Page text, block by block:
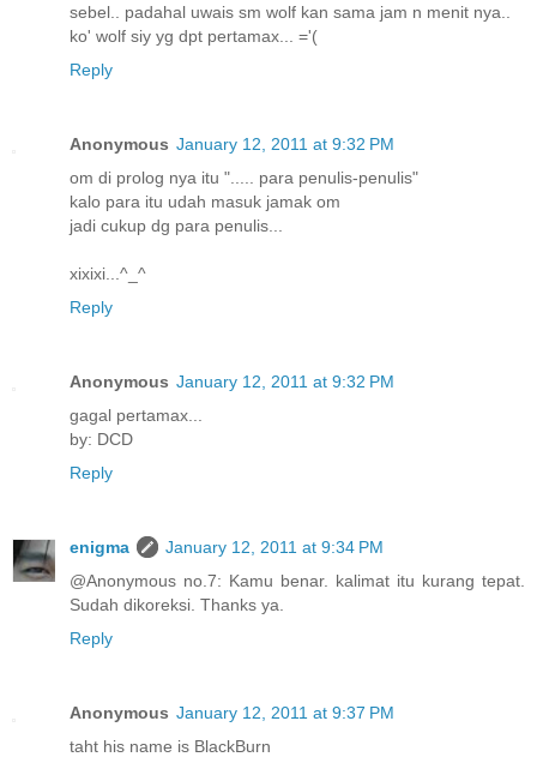
sebel.. padahal uwais sm wolf kan sama jam n menit nya..
ko' wolf siy yg dpt pertamax... ='(
Reply
Anonymous January 12, 2011 at 9:32 PM
om di prolog nya itu "..... para penulis-penulis"
kalo para itu udah masuk jamak om
jadi cukup dg para penulis...
xixixi...^_^
Reply
Anonymous January 12, 2011 at 9:32 PM
gagal pertamax...
by: DCD
Reply
enigma
January 12, 2011 at 9:34 PM
@Anonymous no.7: Kamu benar. kalimat itu kurang tepat.
Sudah dikoreksi. Thanks ya.
Reply
Anonymous January 12, 2011 at 9:37 PM
taht his name is BlackBurn